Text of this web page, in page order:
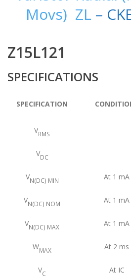
Movs) ZL –
Z15L121
SPECIFICATIONS
SPECIFICATION
VRMS
VDC
VN(DC) MIN At 1 mA
VN(DC) NOM At 1 mA
VN(DC) MAX At 1 mA
WMAX At 2 ms
VC At IC